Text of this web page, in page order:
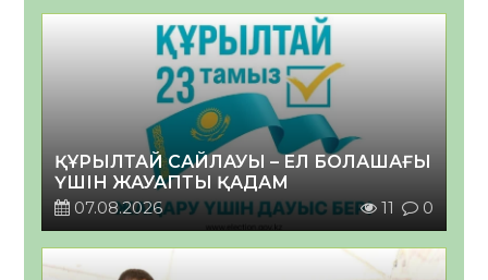
ҚҰРЫЛТАЙ САЙЛАУЫ – ЕЛ БОЛАШАҒЫ
ҮШІН ЖАУАПТЫ ҚАДАМ
07.08.2026
11 0